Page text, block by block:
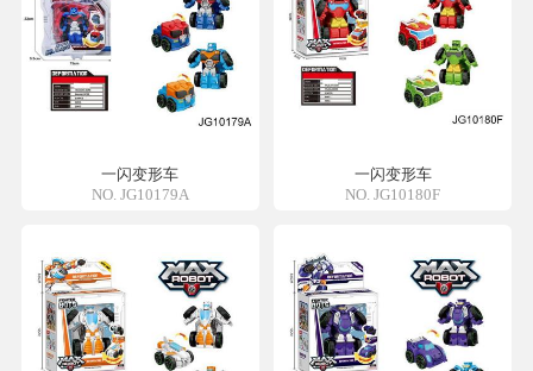
一闪变形车
NO. JG10179A
一闪变形车
NO. JG10180F